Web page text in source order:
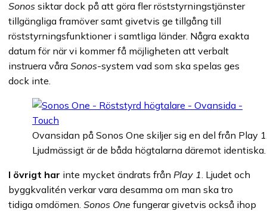
Sonos siktar dock på att göra fler röststyrningstjänster
tillgängliga framöver samt givetvis ge tillgång till
röststyrningsfunktioner i samtliga länder. Några exakta
datum för när vi kommer få möjligheten att verbalt
instruera våra Sonos-system vad som ska spelas ges
dock inte.
Ovansidan på Sonos One skiljer sig en del från Play
Ljudmässigt är de båda högtalarna däremot identiska.
I övrigt har inte mycket ändrats från Play 1 . Ljudet och
byggkvalitén verkar vara desamma om man ska tro
tidiga omdömen. Sonos One fungerar givetvis också ihop